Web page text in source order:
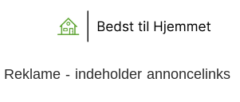
Reklame - indeholder annoncelinks